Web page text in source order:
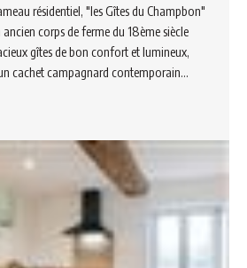
résidentiel, "les Gîtes du Champbon"
corps de ferme du 18ème siècle
gîtes de bon confort et lumineux,
cachet campagnard contemporain…